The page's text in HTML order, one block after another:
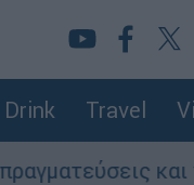
Travel
και γιατί